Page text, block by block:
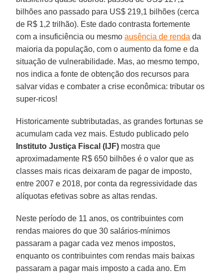
bilhões ano passado para US$ 219,1 bilhões (cerca
de R$ 1,2 trilhão). Este dado contrasta fortemente
com a insuficiência ou mesmoausência de renda da
maioria da população, com o aumento da fome e da
situação de vulnerabilidade. Mas, ao mesmo tempo,
nos indica a fonte de obtenção dos recursos para
salvar vidas e combater a crise econômica: tributar os
super-ricos!
Historicamente subtributadas, as grandes fortunas se
acumulam cada vez mais. Estudo publicado pelo
Instituto Justiça Fiscal (IJF) mostra que
aproximadamente R$ 650 bilhões é o valor que as
classes mais ricas deixaram de pagar de imposto,
entre 2007 e 2018, por conta da regressividade das
alíquotas efetivas sobre as altas rendas.
Neste período de 11 anos, os contribuintes com
rendas maiores do que 30 salários-mínimos
passaram a pagar cada vez menos impostos,
enquanto os contribuintes com rendas mais baixas
passaram a pagar mais imposto a cada ano. Em